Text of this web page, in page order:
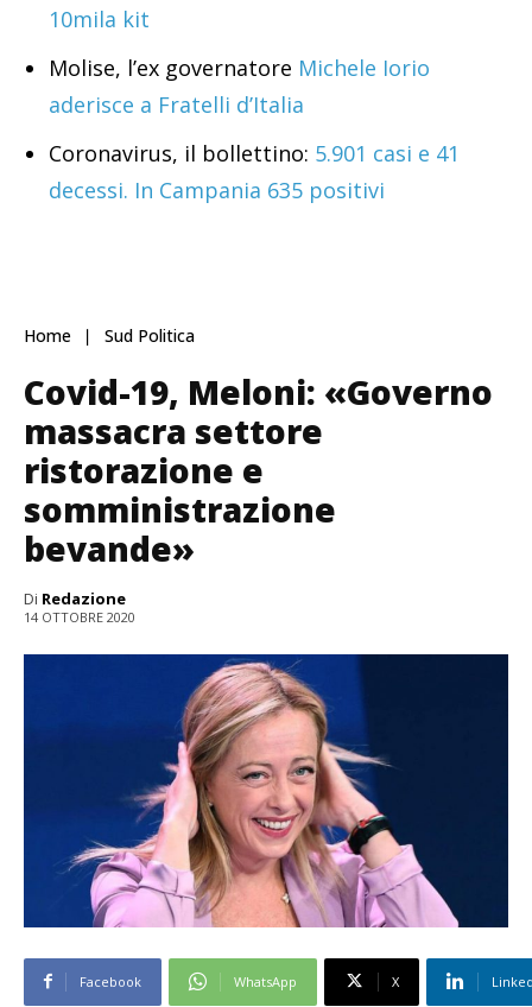
10mila kit
Molise, l’ex governatore Michele Iorio
aderisce a Fratelli d’Italia
Coronavirus, il bollettino: 5.901 casi e 41
decessi. In Campania 635 positivi
Home Sud Politica
Covid-19, Meloni: «Governo
massacra settore
ristorazione e
somministrazione
bevande»
Di Redazione
14 OTTOBRE 2020
Facebook WhatsApp X